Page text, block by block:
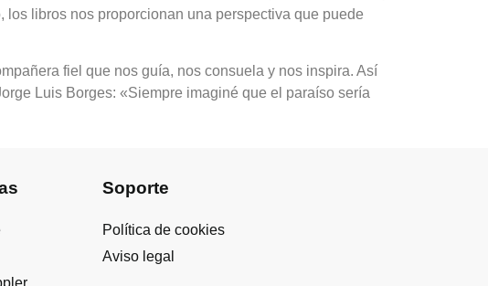
libros nos proporcionan una perspectiva que puede
fiel que nos guía, nos consuela y nos inspira. Así
Luis Borges: «Siempre imaginé que el paraíso sería
Soporte
Política de cookies
Aviso legal